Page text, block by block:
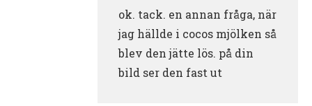
ok. tack. en annan fråga, när
jag hällde i cocos mjölken så
blev den jätte lös. på din
bild ser den fast ut